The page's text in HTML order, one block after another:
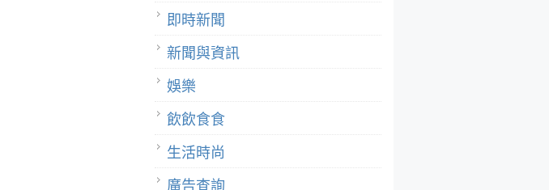
即時新聞
新聞與資訊
娛樂
飲飲食食
生活時尚
廣告查詢